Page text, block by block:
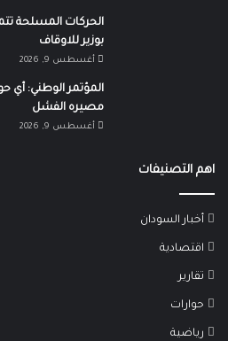
الحركات المسلحة
بوزير للاوقاف
أغسطس 9, 2026
المؤتمر الوطني: أي
مصيره الفشل
أغسطس 9, 2026
اهم التصنيفات
أخبار السودان
اقتصادية
تقارير
حوارات
رياضية